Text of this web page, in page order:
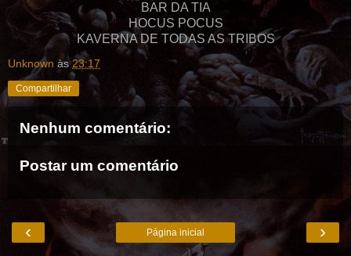
BAR DA TIA
HOCUS POCUS
KAVERNA DE TODAS AS TRIBOS
Unknown às23:17
Compartilhar
Nenhum comentário:
Postar um comentário
‹ ›
Página inicial